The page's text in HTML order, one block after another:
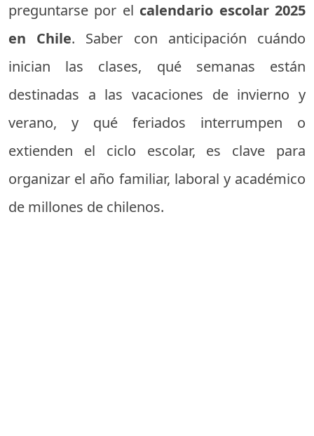
preguntarse por el calendario escolar 2025
en Chile. Saber con anticipación cuándo
inician las clases, qué semanas están
destinadas a las vacaciones de invierno y
verano, y qué feriados interrumpen o
extienden el ciclo escolar, es clave para
organizar el año familiar, laboral y académico
de millones de chilenos.